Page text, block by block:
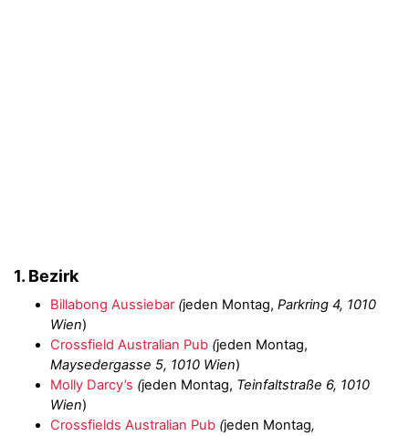
1. Bezirk
Billabong Aussiebar (jeden Montag, Parkring 4, 1010
Wien)
Crossfield Australian Pub (jeden Montag,
Maysedergasse 5, 1010 Wien)
Molly Darcy’s (jeden Montag, Teinfaltstraße 6, 1010
Wien)
Crossfields Australian Pub (jeden Montag,